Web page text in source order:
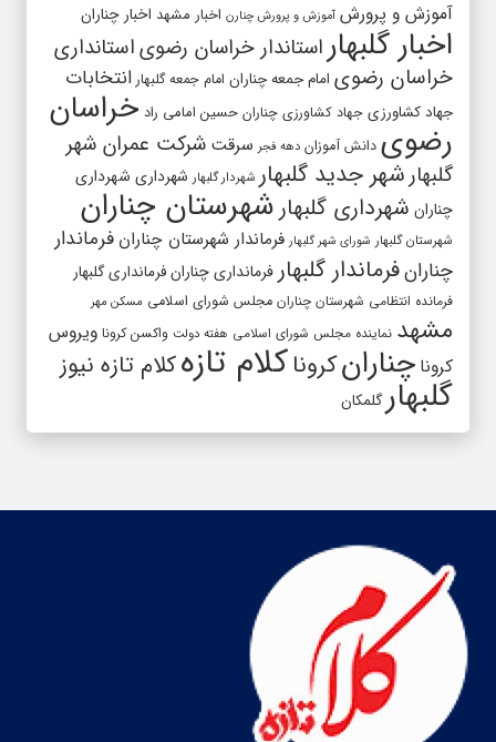
آموزش و پرورش آموزش و پرورش چنارن اخبار مشهد اخبار چناران
اخبار گلبهار استاندار خراسان رضویاستانداری
خراسان رضوی امام جمعه چناران امام جمعه گلبهار انتخابات
جهاد کشاورزی جهاد کشاورزی چناران حسین امامی راد خراسان
رضوی دانش آموزان دهه فجر سرقت شرکت عمران شهر
گلبهارشهر جدید گلبهار شهردار گلبهار شهرداری شهرداری
چناران شهرداری گلبهار شهرستان چناران
شهرستان گلبهار شورای شهر گلبهار فرماندار شهرستان چناران فرماندار
چنارانفرماندار گلبهار فرمانداری چنارانفرمانداری گلبهار
فرمانده انتظامی شهرستان چناران مجلس شورای اسلامی مسکن مهر
مشهد نماینده مجلس شورای اسلامی هفته دولت واکسن کرونا ویروس
کرونا چنارانکروناکلام تازهکلام تازه نیوز
گلبهارگلمکان